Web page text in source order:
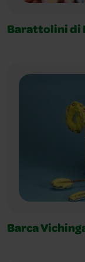
Barattolini di
Barca